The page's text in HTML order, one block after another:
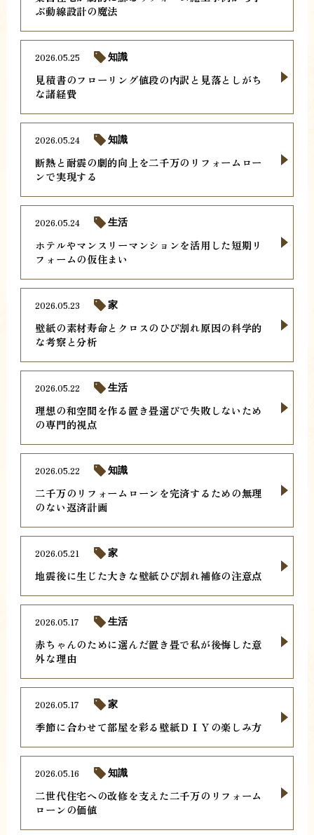
ぶ動線設計の魔法
見積書のフローリング値段の内訳と見落としがち
な諸経費
2026.05.25 知識
断熱と耐震の劇的向上を二千万のリフォームロー
ンで実現する
2026.05.24 知識
ホテルやマンスリーマンションを活用した短期リ
フォームの仮住まい
2026.05.24 生活
壁紙の素材寿命とクロスのひび割れ原因の科学的
な考察と分析
2026.05.23 家
理想の和空間を作る置き畳選びで失敗しないため
の専門的視点
2026.05.22 生活
二千万のリフォームローンを完済するための無理
のない返済計画
2026.05.22 知識
地震後に生じた大きな壁紙ひび割れ補修の注意点
2026.05.21 家
赤ちゃんのために選んだ置き畳で私が後悔した意
外な理由
2026.05.17 生活
季節に合わせて部屋を彩る壁紙ＤＩＹの楽しみ方
2026.05.17 家
二世代住宅への改修を支えた二千万のリフォーム
ローンの価値
2026.05.16 知識